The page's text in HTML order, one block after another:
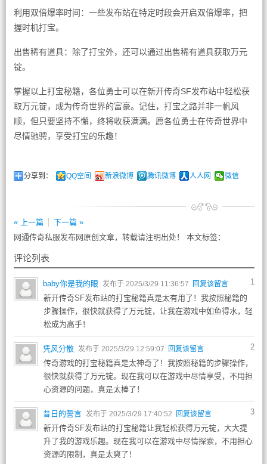
利用双倍爆率时间：一些发布站在特定时段会开启双倍爆率，把
握时机打宝。
出售稀有道具：除了打宝外，还可以通过出售稀有道具获取万元
锭。
掌握以上打宝秘籍，各位勇士可以在新开传奇SF发布站中轻松获
取万元锭，成为传奇世界的富豪。记住，打宝之路并非一帆风
顺，但只要坚持不懈，终将收获满满。愿各位勇士在传奇世界中
尽情驰骋，享受打宝的乐趣！
分享到： QQ空间 新浪微博 腾讯微博 人人网 微信
« 上一篇
下一篇 »
网通传奇私服发布网原创文章，转载请注明出处！ 本文标签：
评论列表
1
baby你是我的眼 发布于 2025/3/29 11:36:57 回复该留言
新开传奇SF发布站的打宝秘籍真是太有用了！我按照秘籍的
步骤操作，很快就获得了万元锭，让我在游戏中如鱼得水，轻
松成为高手！
2
凭风分散 发布于 2025/3/29 12:59:07 回复该留言
传奇游戏的打宝秘籍真是太神奇了！我按照秘籍的步骤操作，
很快就获得了万元锭。现在我可以在游戏中尽情享受，不用担
心资源的问题，真是太棒了！
3
昔日的誓言 发布于 2025/3/29 17:40:52 回复该留言
新开传奇SF发布站的打宝秘籍让我轻松获得万元锭，大大提
升了我的游戏乐趣。现在我可以在游戏中尽情探索，不用担心
资源的限制，真是太爽了！